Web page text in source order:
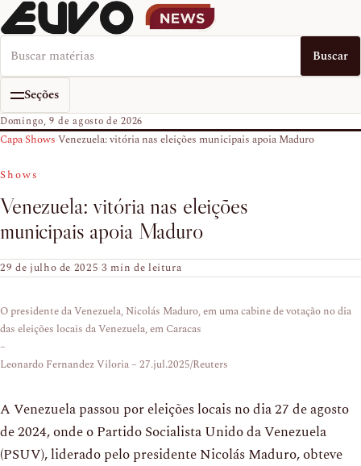
Buscar no EUVO News Buscar
Seções
Domingo, 9 de agosto de 2026
Capa›Shows›Venezuela: vitória nas eleições municipais apoia Maduro
Shows
Venezuela: vitória nas eleições
municipais apoia Maduro
29 de julho de 2025·3 min de leitura
O presidente da Venezuela, Nicolás Maduro, em uma cabine de votação no dia
das eleições locais da Venezuela, em Caracas
–
Leonardo Fernandez Viloria – 27.jul.2025/Reuters
A Venezuela passou por eleições locais no dia 27 de agosto
de 2024, onde o Partido Socialista Unido da Venezuela
(PSUV), liderado pelo presidente Nicolás Maduro, obteve